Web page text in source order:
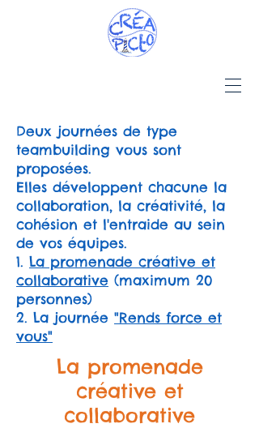
Deux journées de type
teambuilding vous sont
proposées.
Elles développent chacune la
collaboration, la créativité, la
cohésion et l'entraide au sein
de vos équipes.
1. La promenade créative et
collaborative (maximum 20
personnes)
2. La journée "Rends force et
vous"
La promenade
créative et
collaborative